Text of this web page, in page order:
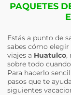
PAQUETES
Estás a punto de
sabes cómo
viajes a Huatulco,
sobre todo
Para hacerlo
pasos que te
siguientes